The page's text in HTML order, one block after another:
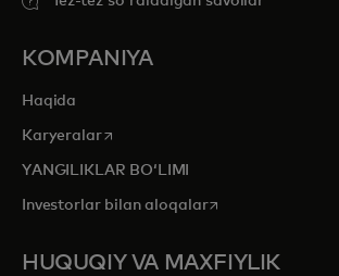
KOMPANIYA
Haqida
Karyeralaropens in a new tab
YANGILIKLAR BOʻLIMI
Investorlar bilan aloqalaropens in a new tab
HUQUQIY VA MAXFIYLIK